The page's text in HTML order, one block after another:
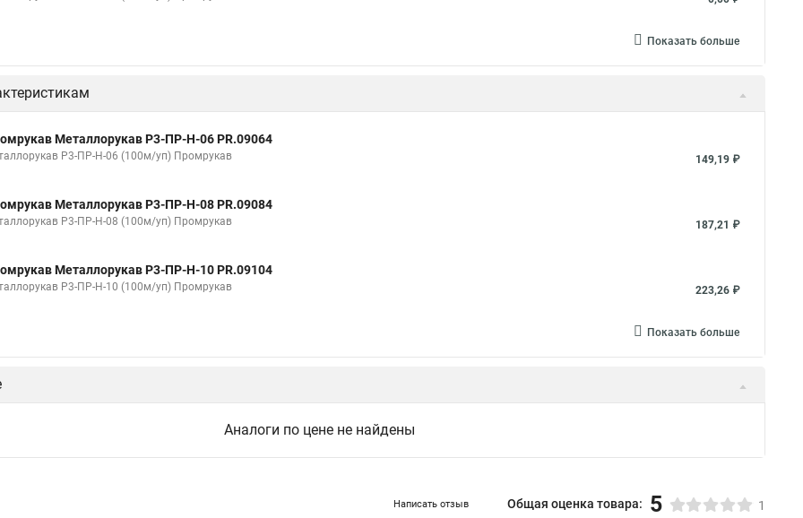
Показать больше
Металлорукав Р3-ПР-Н-06 PR.09064
Р3-ПР-Н-06 (100м/уп) Промрукав 149,19 ₽
Металлорукав Р3-ПР-Н-08 PR.09084
Р3-ПР-Н-08 (100м/уп) Промрукав 187,21 ₽
Металлорукав Р3-ПР-Н-10 PR.09104
Р3-ПР-Н-10 (100м/уп) Промрукав 223,26 ₽
Показать больше
Аналоги по цене не найдены
Написать отзыв Общая оценка товара: 5 1